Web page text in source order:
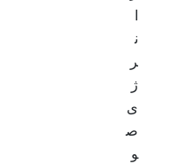
ا
ن
ر
ژ
ی
ص
و